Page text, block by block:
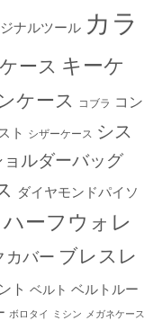
ナルツール カラ
ース キーケ
ケース コブラ コン
ト シザーケース シス
ョルダーバッグ
ダイヤモンドパイソ
ハーフウォレ
カバー ブレスレ
ト ベルト ベルトルー
ボロタイ ミシン メガネケース